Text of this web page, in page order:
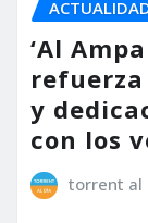
‘Al
y
con los
torrent al